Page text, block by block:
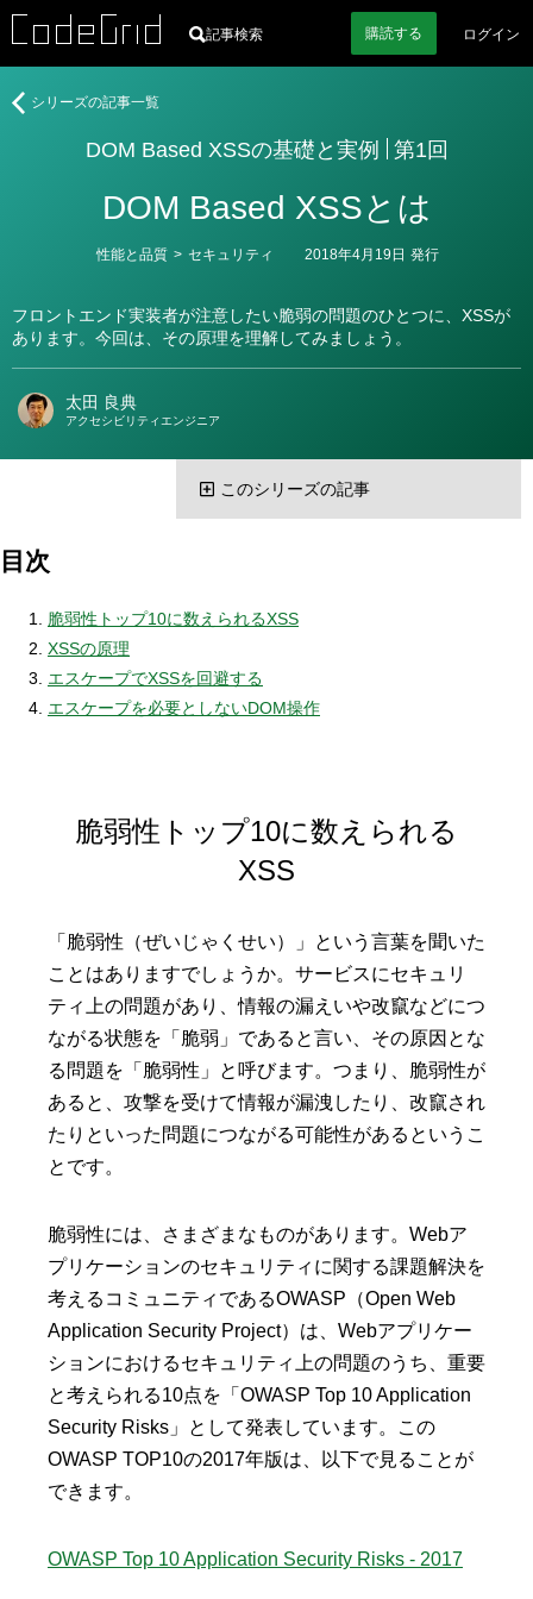
記事検索 購読する ログイン
DOM Based XSSの基礎と実例 第1回
DOM Based XSSとは
フロントエンド実装者が注意したい脆弱の問題のひとつに、XSSが
あります。今回は、その原理を理解してみましょう。
カ
ー
性能と品質 > セキュリティ 2018年4月19日 発行
者
太田 良典
アクセシビリティエンジニア
DOM
シリーズの記事一覧
このシリーズの記事
目次
脆弱性トップ10に数えられるXSS
XSSの原理
エスケープでXSSを回避する
エスケープを必要としないDOM操作
脆弱性トップ10に数えられる
XSS
「脆弱性（ぜいじゃくせい）」という言葉を聞いた
ことはありますでしょうか。サービスにセキュリ
ティ上の問題があり、情報の漏えいや改竄などにつ
ながる状態を「脆弱」であると言い、その原因とな
る問題を「脆弱性」と呼びます。つまり、脆弱性が
あると、攻撃を受けて情報が漏洩したり、改竄され
たりといった問題につながる可能性があるというこ
とです。
脆弱性には、さまざまなものがあります。Webア
プリケーションのセキュリティに関する課題解決を
考えるコミュニティであるOWASP（Open Web
Application Security Project）は、Webアプリケー
ションにおけるセキュリティ上の問題のうち、重要
と考えられる10点を「OWASP Top 10 Application
Security Risks」として発表しています。この
OWASP TOP10の2017年版は、以下で見ることが
できます。
OWASP Top 10 Application Security Risks - 2017